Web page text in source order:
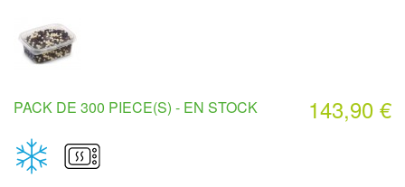
143,90 €
PACK DE 300 PIECE(S) - EN STOCK